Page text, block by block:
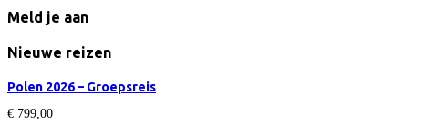
Meld je aan
Nieuwe reizen
Polen 2026 – Groepsreis
€ 799,00